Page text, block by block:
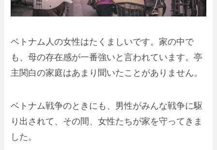
ベトナム人の女性はたくましいです。家の中で
も、母の存在感が一番強い と言われています。亭
主関白の家庭はあまり聞いたことがありません。
ベトナム戦争のときにも、男性がみんな戦争に駆
り出されて、その間、女性たちが家を守ってきま
した。